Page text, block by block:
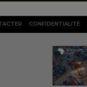
CONFIDENTIALITÉ